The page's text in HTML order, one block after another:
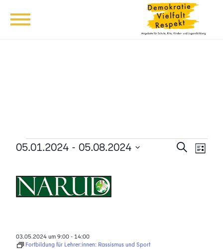
Veranstaltungen SucheListe
05.01.2024 - 05.08.2024
wählen.
03.05.2024 um 9:00- 14:00
Fortbildung für Lehrer:innen: Rassismus und Sport